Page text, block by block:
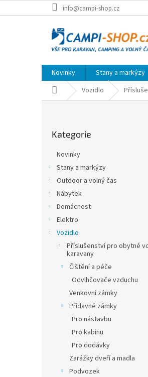
na
info@campi-shop.cz
Novinky Stany a markýzy
Domů Vozidlo
kategorie
Kategorie
Novinky
Stany a markýzy
Outdoor a volný čas
Nábytek
Domácnost
Elektro
Vozidlo
Příslušenství pro obytné
karavany
Čištění a péče
Odvlhčovače vzduchu
Venkovní zámky
Přídavné zámky
Pro nástavbu
Pro kabinu
Pro dodávky
Zarážky dveří a madla
Podvozek